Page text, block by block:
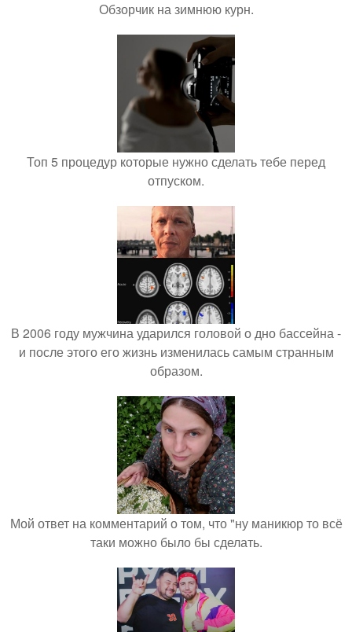
Обзорчик на зимнюю курн.
Топ 5 процедур которые нужно сделать тебе перед
отпуском.
В 2006 году мужчина ударился головой о дно бассейна -
и после этого его жизнь изменилась самым странным
образом.
Мой ответ на комментарий о том, что "ну маникюр то всё
таки можно было бы сделать.